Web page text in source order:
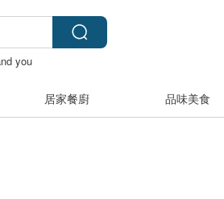
you
居家餐廚 品味美食